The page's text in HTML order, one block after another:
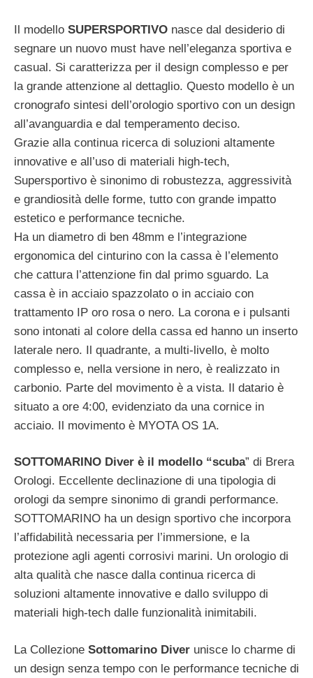
Il modello SUPERSPORTIVO nasce dal desiderio di
segnare un nuovo must have nell’eleganza sportiva e
casual. Si caratterizza per il design complesso e per
la grande attenzione al dettaglio. Questo modello è un
cronografo sintesi dell’orologio sportivo con un design
all’avanguardia e dal temperamento deciso.
Grazie alla continua ricerca di soluzioni altamente
innovative e all’uso di materiali high-tech,
Supersportivo è sinonimo di robustezza, aggressività
e grandiosità delle forme, tutto con grande impatto
estetico e performance tecniche.
Ha un diametro di ben 48mm e l’integrazione
ergonomica del cinturino con la cassa è l’elemento
che cattura l’attenzione fin dal primo sguardo. La
cassa è in acciaio spazzolato o in acciaio con
trattamento IP oro rosa o nero. La corona e i pulsanti
sono intonati al colore della cassa ed hanno un inserto
laterale nero. Il quadrante, a multi-livello, è molto
complesso e, nella versione in nero, è realizzato in
carbonio. Parte del movimento è a vista. Il datario è
situato a ore 4:00, evidenziato da una cornice in
acciaio. Il movimento è MYOTA OS 1A.
SOTTOMARINO Diver è il modello “scuba” di Brera
Orologi. Eccellente declinazione di una tipologia di
orologi da sempre sinonimo di grandi performance.
SOTTOMARINO ha un design sportivo che incorpora
l’affidabilità necessaria per l’immersione, e la
protezione agli agenti corrosivi marini. Un orologio di
alta qualità che nasce dalla continua ricerca di
soluzioni altamente innovative e dallo sviluppo di
materiali high-tech dalle funzionalità inimitabili.
La Collezione Sottomarino Diver unisce lo charme di
un design senza tempo con le performance tecniche di